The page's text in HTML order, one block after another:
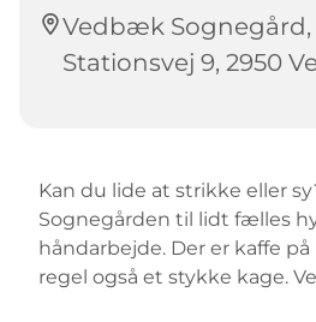
Vedbæk
Stationsvej 9, 2950
Kan du lide at strikke eller
Sognegården til lidt fælles
håndarbejde. Der er kaffe
regel også et stykke kage.